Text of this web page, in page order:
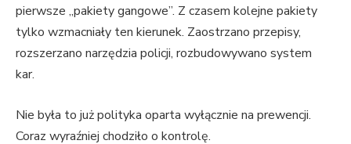
pierwsze „pakiety gangowe”. Z czasem kolejne pakiety
tylko wzmacniały ten kierunek. Zaostrzano przepisy,
rozszerzano narzędzia policji, rozbudowywano system
kar.
Nie była to już polityka oparta wyłącznie na prewencji.
Coraz wyraźniej chodziło o kontrolę.